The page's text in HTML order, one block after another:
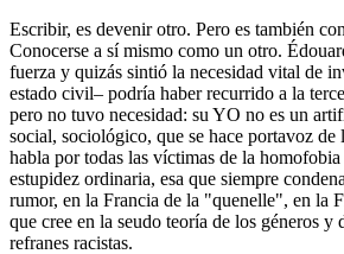
Escribir, es devenir otro. Pero es también
Conocerse a sí mismo como un otro.
fuerza y quizás sintió la necesidad vital de
estado civil– podría haber recurrido a la
pero no tuvo necesidad: su YO no es un
social, sociológico, que se hace portavoz de
habla por todas las víctimas de la
estupidez ordinaria, esa que siempre
rumor, en la Francia de la "quenelle", en la
que cree en la seudo teoría de los géneros y
refranes racistas.